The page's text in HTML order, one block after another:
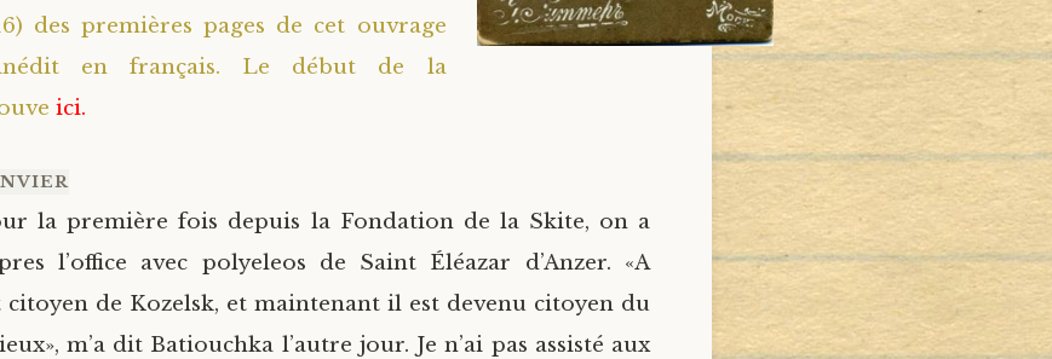
des premières pages de cet ouvrage
inédit en français. Le début de la
ici.
la première fois depuis la Fondation de la Skite, on a
l’office avec polyeleos de Saint Éléazar d’Anzer. «A
de Kozelsk, et maintenant il est devenu citoyen du
m’a dit Batiouchka l’autre jour. Je n’ai pas assisté aux